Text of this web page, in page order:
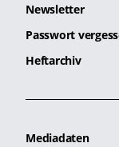
Newsletter
Passwort
Heftarchiv
Mediadaten